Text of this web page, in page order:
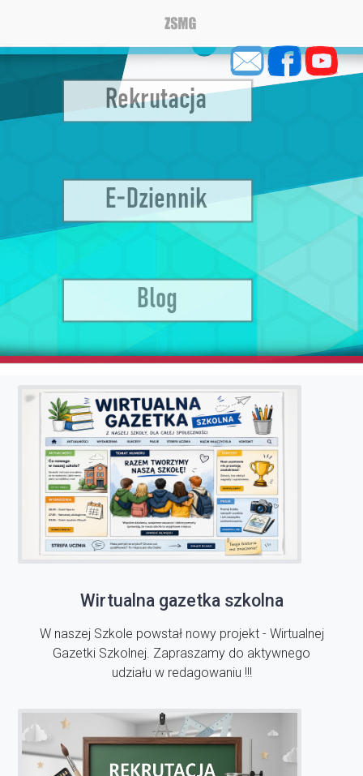
Wirtualna gazetka szkolna
W naszej Szkole powstał nowy projekt - Wirtualnej
Gazetki Szkolnej. Zapraszamy do aktywnego
udziału w redagowaniu !!!